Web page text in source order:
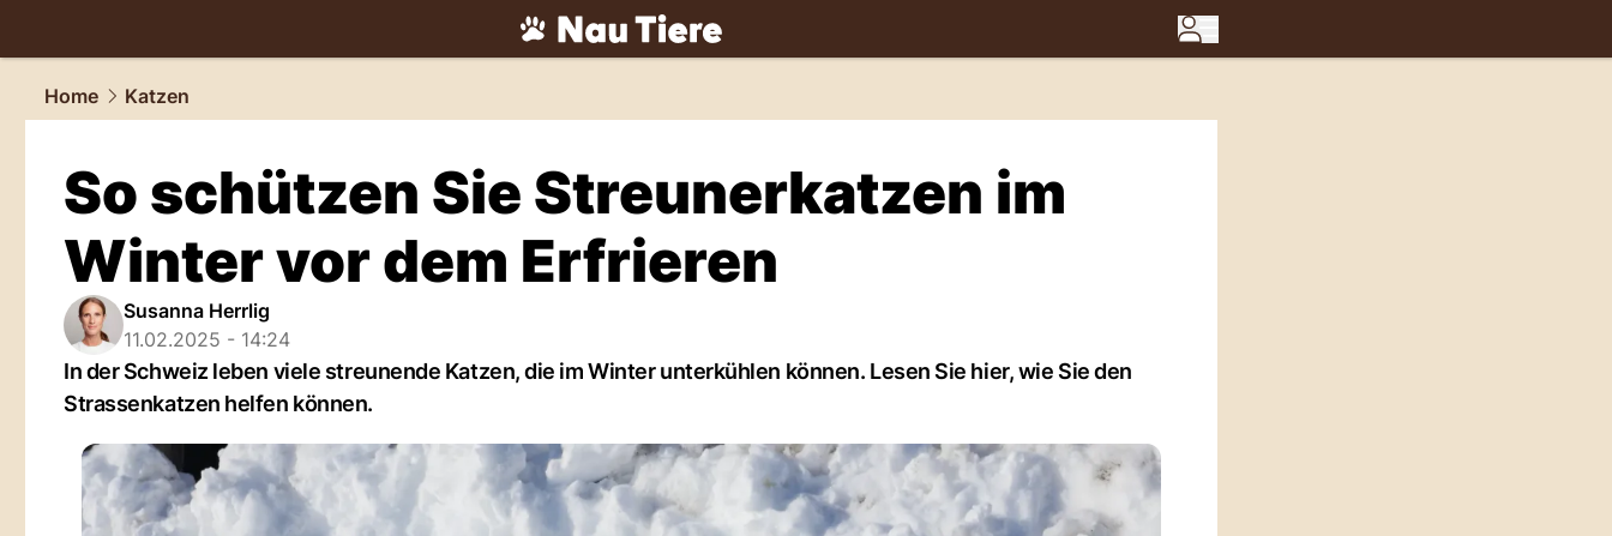
tiere.NAU.ch
Home
Katzen
So schützen Sie Streunerkatzen im
Winter vor dem Erfrieren
Susanna Herrlig
11.02.2025 - 14:24
In der Schweiz leben viele streunende Katzen, die im Winter unterkühlen können. Lesen Sie hier, wie Sie den
Strassenkatzen helfen können.